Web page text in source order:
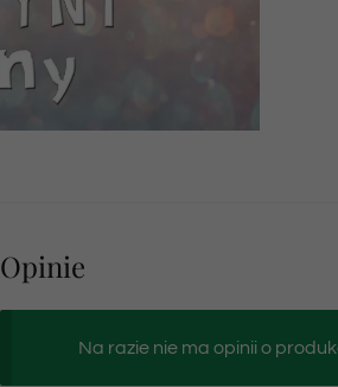
Opinie
Na razie nie ma opinii o